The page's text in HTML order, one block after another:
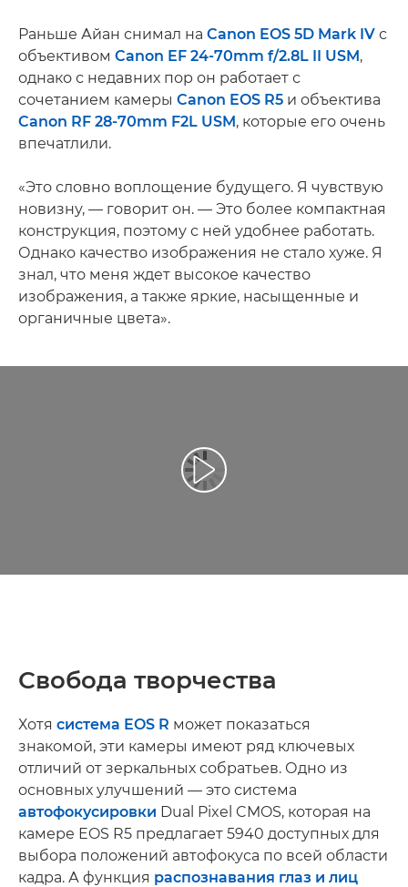
Раньше Айан снимал на Canon EOS 5D Mark IV с
объективом Canon EF 24-70mm f/2.8L II USM,
однако с недавних пор он работает с
сочетанием камеры Canon EOS R5 и объектива
Canon RF 28-70mm F2L USM, которые его очень
впечатлили.
«Это словно воплощение будущего. Я чувствую
новизну, — говорит он. — Это более компактная
конструкция, поэтому с ней удобнее работать.
Однако качество изображения не стало хуже. Я
знал, что меня ждет высокое качество
изображения, а также яркие, насыщенные и
органичные цвета».
Воспроизведение видео
Свобода творчества
Хотя система EOS R может показаться
знакомой, эти камеры имеют ряд ключевых
отличий от зеркальных собратьев. Одно из
основных улучшений — это система
автофокусировки Dual Pixel CMOS, которая на
камере EOS R5 предлагает 5940 доступных для
выбора положений автофокуса по всей области
кадра. А функция распознавания глаз и лиц